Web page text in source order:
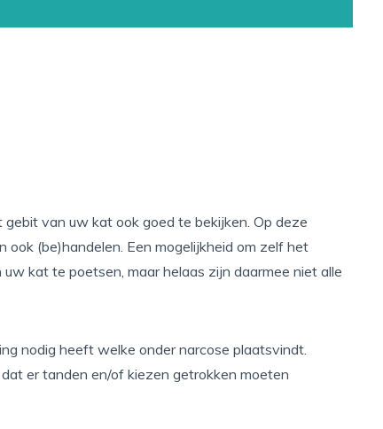
van uw kat ook goed te bekijken. Op deze
(be)handelen. Een mogelijkheid om zelf het
kat te poetsen, maar helaas zijn daarmee niet alle
nodig heeft welke onder narcose plaatsvindt.
er tanden en/of kiezen getrokken moeten